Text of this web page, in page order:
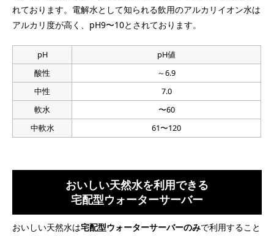
れております。電解水として知られる飲用のアルカリイオン水は
アルカリ度が高く、pH9〜10とされております。
pH
pH値
酸性
～6.9
中性
7.0
軟水
〜60
中軟水
61〜120
おいしい天然水を利用できる
宅配型ウォーターサーバー
おいしい天然水は宅配型ウォーターサーバーのみで利用すること